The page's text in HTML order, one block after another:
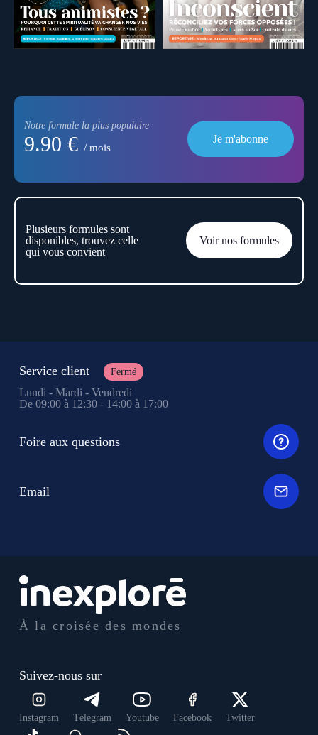
Notre formule la plus populaire
9.90 € / mois
Je m'abonne
Plusieurs formules sont
disponibles, trouvez celle
qui vous convient
Voir nos formules
À la croisée des mondes
Suivez-nous sur
Instagram Télégram Youtube Facebook Twitter
Service client Fermé
Lundi - Mardi - Vendredi
De 09:00 à 12:30 - 14:00 à 17:00
Foire aux questions
Email